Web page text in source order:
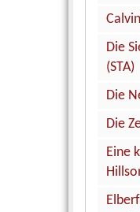
Die
(STA)
Die
Die
Eine